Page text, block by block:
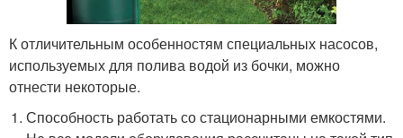
К отличительным особенностям специальных насосов,
используемых для полива водой из бочки, можно
отнести некоторые.
Способность работать со стационарными емкостями.